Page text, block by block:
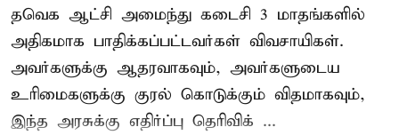
தவெக ஆட்சி அமைந்து கடைசி 3 மாதங்களில்
அதிகமாக பாதிக்கப்பட்டவர்கள் விவசாயிகள்.
அவர்களுக்கு ஆதரவாகவும், அவர்களுடைய
உரிமைகளுக்கு குரல் கொடுக்கும் விதமாகவும்,
இந்த அரசுக்கு எதிர்ப்பு தெரிவிக் ...